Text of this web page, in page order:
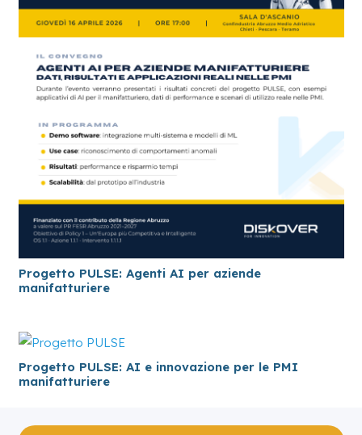
Progetto PULSE: Agenti AI per aziende
manifatturiere
Progetto PULSE: AI e innovazione per le PMI
manifatturiere